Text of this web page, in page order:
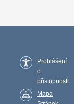
Prohlášení
o
přístupnosti
Mapa